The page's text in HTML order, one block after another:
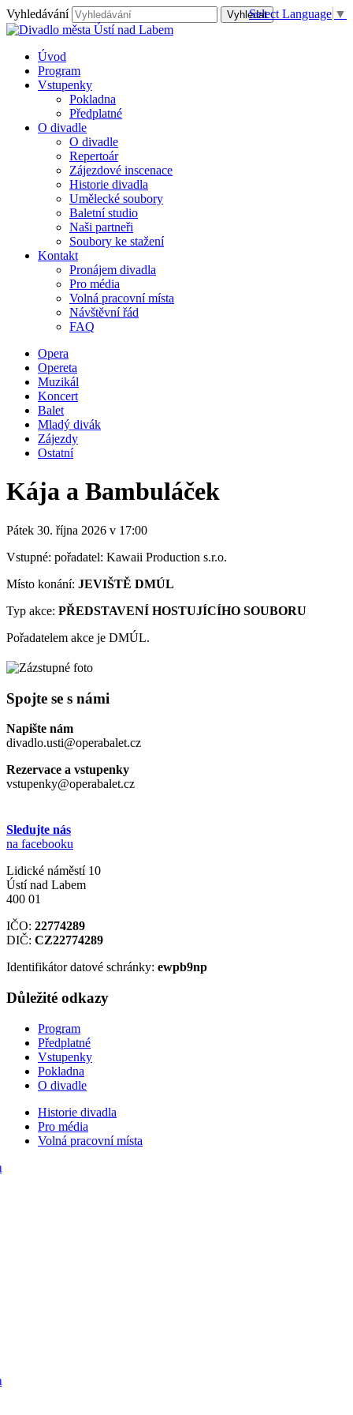
Vyhledávání
Úvod
Program
Vstupenky
Pokladna
Předplatné
O divadle
O divadle
Repertoár
Zájezdové inscenace
Historie divadla
Umělecké soubory
Baletní studio
Naši partneři
Soubory ke stažení
Kontakt
Pronájem divadla
Pro média
Volná pracovní místa
Návštěvní řád
FAQ
Select Language ▼
Opera
Opereta
Muzikál
Koncert
Balet
Mladý divák
Zájezdy
Ostatní
Kája a Bambuláček
Pátek 30. října 2026 v 17:00
Vstupné: pořadatel: Kawaii Production s.r.o.
Místo konání: JEVIŠTĚ DMÚL
Typ akce: PŘEDSTAVENÍ HOSTUJÍCÍHO SOUBORU
Pořadatelem akce je DMÚL.
Spojte se s námi
Napište nám
divadlo.usti@operabalet.cz
Rezervace a vstupenky
vstupenky@operabalet.cz
Sledujte nás
na facebooku
Lidické náměstí 10
Ústí nad Labem
400 01
IČO: 22774289
DIČ: CZ22774289
Identifikátor datové schránky: ewpb9np
Důležité odkazy
Program
Předplatné
Vstupenky
Pokladna
O divadle
Historie divadla
Pro média
Volná pracovní místa